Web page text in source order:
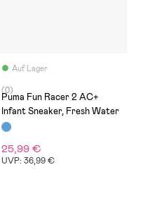
Auf Lager
(0)
Puma Fun Racer 2 AC+
Infant Sneaker, Fresh Water
25,99 €
UVP: 36,99 €